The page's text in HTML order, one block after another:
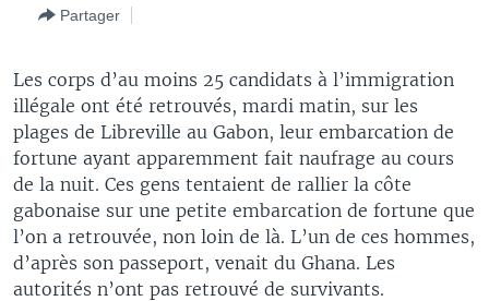
FOCUS SAHEL
REPORTAGES
VOUS + NOUS
CARNET DE SANTÉ
LE MONDE AU FÉMININ
L'AMÉRIQUE ET VOUS
DIALOGUE DES RELIGIONS
RM SHOW
SANGO
Apprenez L'anglais
Langues
Partager
Les corps d’au moins 25 candidats à l’immigration
illégale ont été retrouvés, mardi matin, sur les
plages de Libreville au Gabon, leur embarcation de
fortune ayant apparemment fait naufrage au cours
de la nuit. Ces gens tentaient de rallier la côte
gabonaise sur une petite embarcation de fortune que
l’on a retrouvée, non loin de là. L’un de ces hommes,
d’après son passeport, venait du Ghana. Les
autorités n’ont pas retrouvé de survivants.